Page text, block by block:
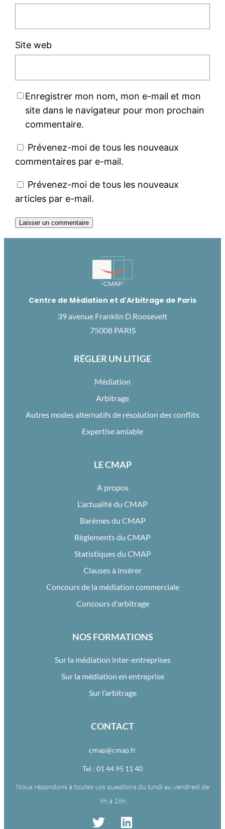
Site web
Enregistrer mon nom, mon e-mail et mon
site dans le navigateur pour mon prochain
commentaire.
Prévenez-moi de tous les nouveaux
commentaires par e-mail.
Prévenez-moi de tous les nouveaux
articles par e-mail.
Centre de Médiation et d'Arbitrage de Paris
39 avenue Franklin D.Roosevelt
75008 PARIS
RÉGLER UN LITIGE
Médiation
Arbitrage
Autres modes alternatifs de résolution des conflits
Expertise amiable
LE CMAP
A propos
L'actualité du CMAP
Barèmes du CMAP
Règlements du CMAP
Statistiques du CMAP
Clauses à insérer
Concours de la médiation commerciale
Concours d'arbitrage
NOS FORMATIONS
Sur la médiation inter-entreprises
Sur la médiation en entreprise
Sur l’arbitrage
CONTACT
cmap@cmap.fr
Tel : 01 44 95 11 40
Nous répondons à toutes vos questions du lundi au vendredi de
9h à 18h